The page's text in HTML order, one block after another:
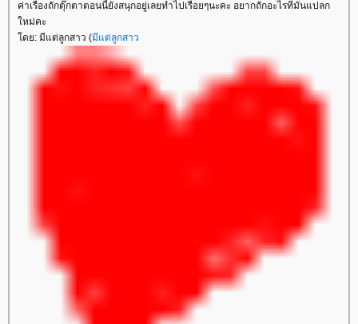
ค่าเรื่องถักตุ๊กตาตอนนี้ยังสนุกอยู่เลยทำไปเรื่อยๆนะคะ อยากถักอะไรที่มันแปลก
หม่คะ
ดย: มีแต่ลูกสาว (มีแต่ลูกสาว